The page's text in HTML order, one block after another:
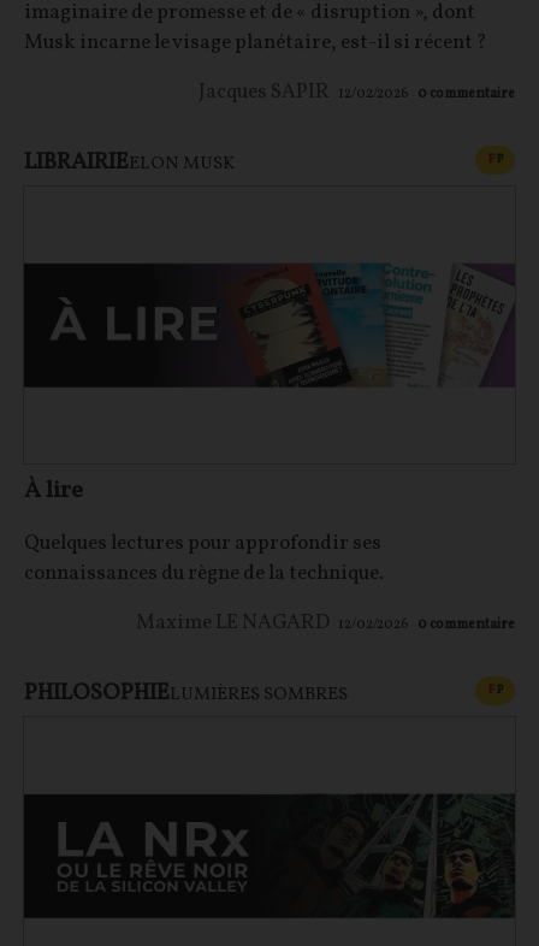
imaginaire de promesse et de « disruption », dont
Musk incarne le visage planétaire, est-il si récent ?
Jacques SAPIR 12/02/2026 0 commentaire
LIBRAIRIEELON MUSK FP
À lire
Quelques lectures pour approfondir ses
connaissances du règne de la technique.
Maxime LE NAGARD 12/02/2026 0 commentaire
PHILOSOPHIELUMIÈRES SOMBRES FP